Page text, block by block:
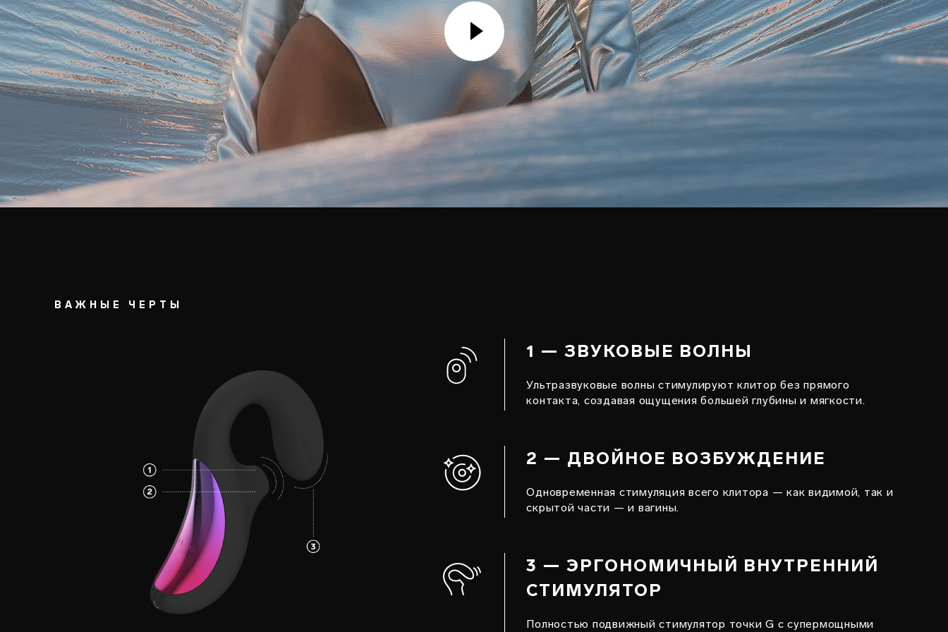
ВАЖНЫЕ ЧЕРТЫ
1 — ЗВУКОВЫЕ ВОЛНЫ
Ультразвуковые волны стимулируют клитор без прямого
контакта, создавая ощущения большей глубины и мягкости.
2 — ДВОЙНОЕ ВОЗБУЖДЕНИЕ
Одновременная стимуляция всего клитора — как видимой, так и
скрытой части — и вагины.
3 — ЭРГОНОМИЧНЫЙ ВНУТРЕННИЙ
СТИМУЛЯТОР
Полностью подвижный стимулятор точки G с супермощными